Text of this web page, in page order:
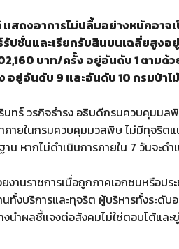
สดงอาการไม่ปลื้มอย่างหนักอาจ
ปชั่นและเรียกรับสินบนเฉลี่ยสูง
บาท/ครั้ง อยู่อันดับ 1 ตาม
ยู่อันดับ 9 และอันดับ 10 กรมป่า
ทร์ วรกิจธำรง อธิบดีกรมควบคุมมล
ายในกรมควบคุมมวลพิษ ไม่มีทุจริตแ
น หากไม่ดำเนินการภายใน 7 วันจะดำ
งานราชการเมื่อถูกภาคเอกชนหรือ
นทั้งบริการและทุจริต ผู้บริหารทั้งระดั
งนำผลชี้แจงต่อสังคมไม่ใช่ตอบโต้แล